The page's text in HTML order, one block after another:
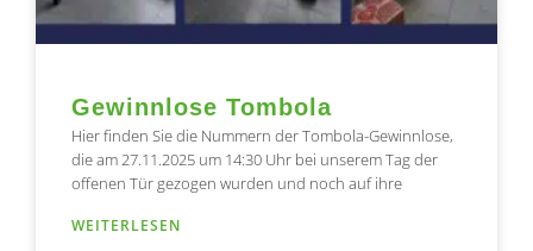
Gewinnlose Tombola
Hier finden Sie die Nummern der Tombola-Gewinnlose,
die am 27.11.2025 um 14:30 Uhr bei unserem Tag der
offenen Tür gezogen wurden und noch auf ihre
WEITERLESEN